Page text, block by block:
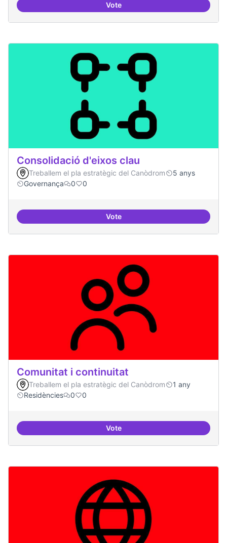
VoteGovernança oberta i multinivell
Consolidació d'eixos clau
Treballem el pla estratègic del Canòdrom
5 anys
Governança
0 0
VoteConsolidació d'eixos clau
Comunitat i continuitat
Treballem el pla estratègic del Canòdrom
1 any
Residències
0 0
VoteComunitat i continuitat